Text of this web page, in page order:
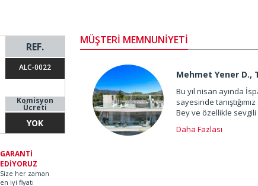
REF.
ALC-0022
Komisyon
Ücreti
YOK
GARANTİ
EDİYORUZ
Size her zaman
en iyi fiyatı
MÜŞTERİ MEMNUNİYETİ
Mehmet Yener D.,
Bu yıl nisan ayında
sayesinde
Bey ve özellikle sevgili
Daha Fazlası